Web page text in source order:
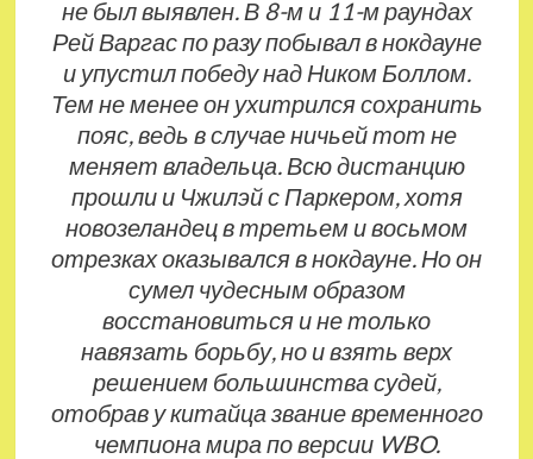
не был выявлен. В 8-м и 11-м раундах
Рей Варгас по разу побывал в нокдауне
и упустил победу над Ником Боллом.
Тем не менее он ухитрился сохранить
пояс, ведь в случае ничьей тот не
меняет владельца. Всю дистанцию
прошли и Чжилэй с Паркером, хотя
новозеландец в третьем и восьмом
отрезках оказывался в нокдауне. Но он
сумел чудесным образом
восстановиться и не только
навязать борьбу, но и взять верх
решением большинства судей,
отобрав у китайца звание временного
чемпиона мира по версии WBO.